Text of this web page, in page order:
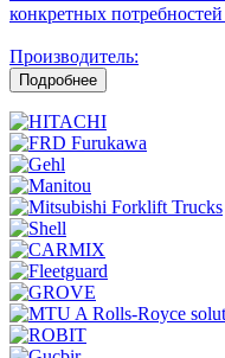
конкретных потребностей
Производитель:
Подробнее